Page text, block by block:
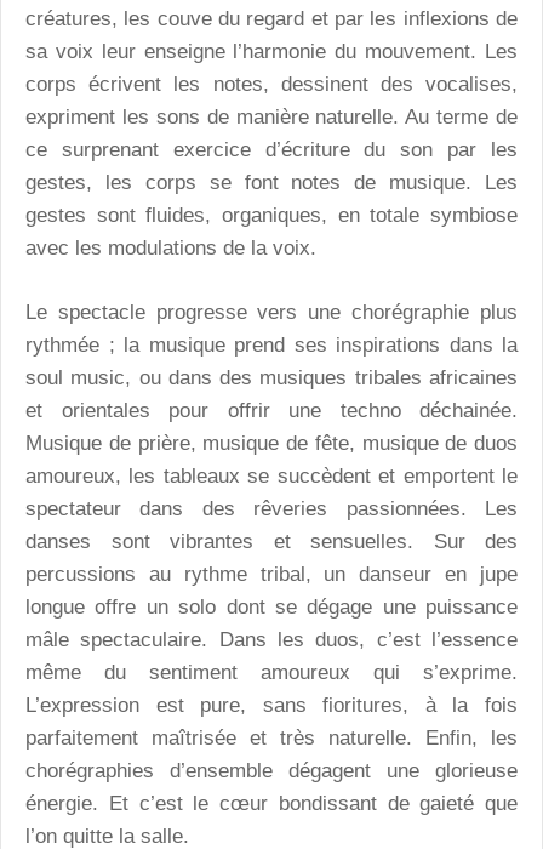
créatures, les couve du regard et par les inflexions de
sa voix leur enseigne l’harmonie du mouvement. Les
corps écrivent les notes, dessinent des vocalises,
expriment les sons de manière naturelle. Au terme de
ce surprenant exercice d’écriture du son par les
gestes, les corps se font notes de musique. Les
gestes sont fluides, organiques, en totale symbiose
avec les modulations de la voix.
Le spectacle progresse vers une chorégraphie plus
rythmée ; la musique prend ses inspirations dans la
soul music, ou dans des musiques tribales africaines
et orientales pour offrir une techno déchainée.
Musique de prière, musique de fête, musique de duos
amoureux, les tableaux se succèdent et emportent le
spectateur dans des rêveries passionnées. Les
danses sont vibrantes et sensuelles. Sur des
percussions au rythme tribal, un danseur en jupe
longue offre un solo dont se dégage une puissance
mâle spectaculaire. Dans les duos, c’est l’essence
même du sentiment amoureux qui s’exprime.
L’expression est pure, sans fioritures, à la fois
parfaitement maîtrisée et très naturelle. Enfin, les
chorégraphies d’ensemble dégagent une glorieuse
énergie. Et c’est le cœur bondissant de gaieté que
l’on quitte la salle.